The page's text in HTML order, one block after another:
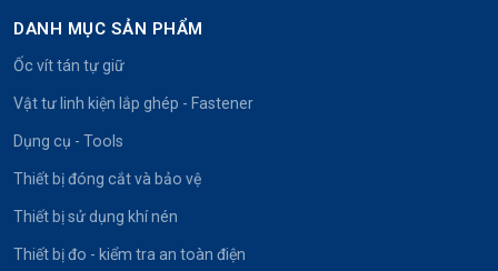
DANH MỤC SẢN PHẨM
Ốc vít tán tự giữ
Vật tư linh kiện lắp ghép - Fastener
Dụng cụ - Tools
Thiết bị đóng cắt và bảo vệ
Thiết bị sử dụng khí nén
Thiết bị đo - kiểm tra an toàn điện